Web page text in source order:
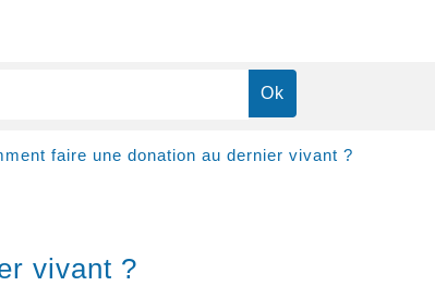
faire une donation au dernier vivant ?
vivant ?